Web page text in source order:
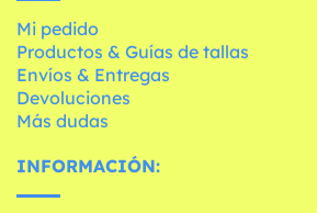
Mi pedido
Productos & Guías de tallas
Envíos & Entregas
Devoluciones
Más dudas
INFORMACIÓN: